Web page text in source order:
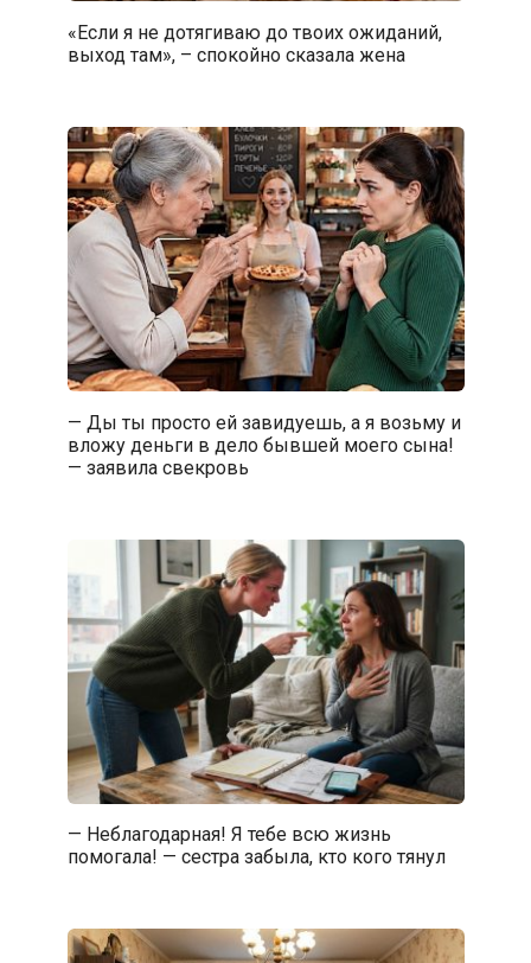
«Если я не дотягиваю до твоих ожиданий,
выход там», – спокойно сказала жена
— Ды ты просто ей завидуешь, а я возьму и
вложу деньги в дело бывшей моего сына!
— заявила свекровь
— Неблагодарная! Я тебе всю жизнь
помогала! — сестра забыла, кто кого тянул